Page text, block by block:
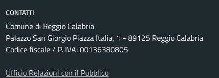
CONTATTI
Comune di Reggio Calabria
Palazzo San Giorgio Piazza Italia, 1 - 89125 Reggio Calabria
Codice fiscale / P. IVA: 00136380805
Ufficio Relazioni con il Pubblico